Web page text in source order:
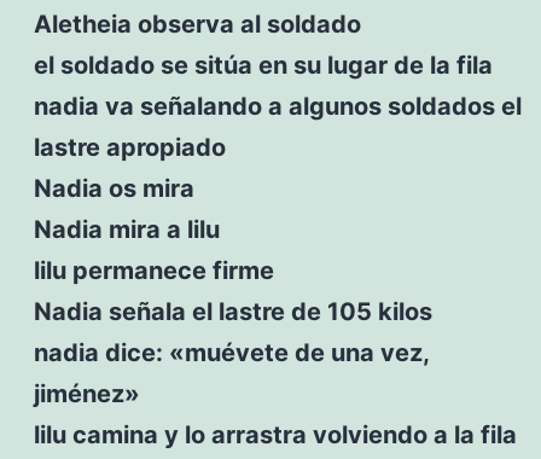
Aletheia observa al soldado
el soldado se sitúa en su lugar de la fila
nadia va señalando a algunos soldados el
lastre apropiado
Nadia os mira
Nadia mira a lilu
lilu permanece firme
Nadia señala el lastre de 105 kilos
nadia dice: «muévete de una vez,
jiménez»
lilu camina y lo arrastra volviendo a la fila